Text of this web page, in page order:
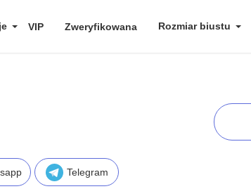
VIP Zweryfikowana Rozmiar biustu
Telegram